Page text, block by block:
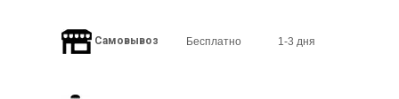
Самовывоз Бесплатно 1-3 дня